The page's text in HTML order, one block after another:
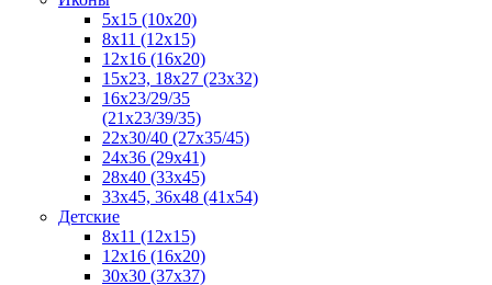
5x15 (10х20)
8x11 (12х15)
12x16 (16х20)
15x23, 18х27 (23х32)
16х23/29/35
(21х23/39/35)
22x30/40 (27x35/45)
24х36 (29х41)
28х40 (33х45)
33х45, 36х48 (41х54)
Детские
8x11 (12x15)
12x16 (16x20)
30x30 (37x37)